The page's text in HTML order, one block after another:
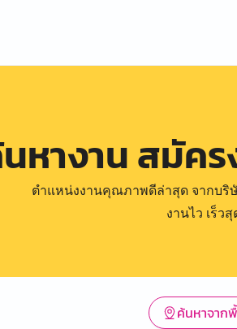
หางาน สมัคร
ตำแหน่งงานคุณภาพดีล่าสุด จากบ
งานไว เร็ว
ค้นหาจาก